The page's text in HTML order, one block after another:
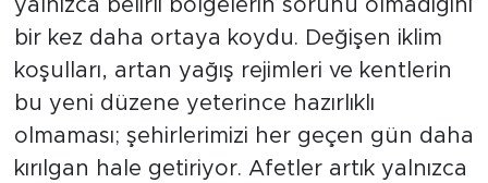
yalnızca belirli bölgelerin sorunu olmadığını
bir kez daha ortaya koydu. Değişen iklim
koşulları, artan yağış rejimleri ve kentlerin
bu yeni düzene yeterince hazırlıklı
olmaması; şehirlerimizi her geçen gün daha
kırılgan hale getiriyor. Afetler artık yalnızca